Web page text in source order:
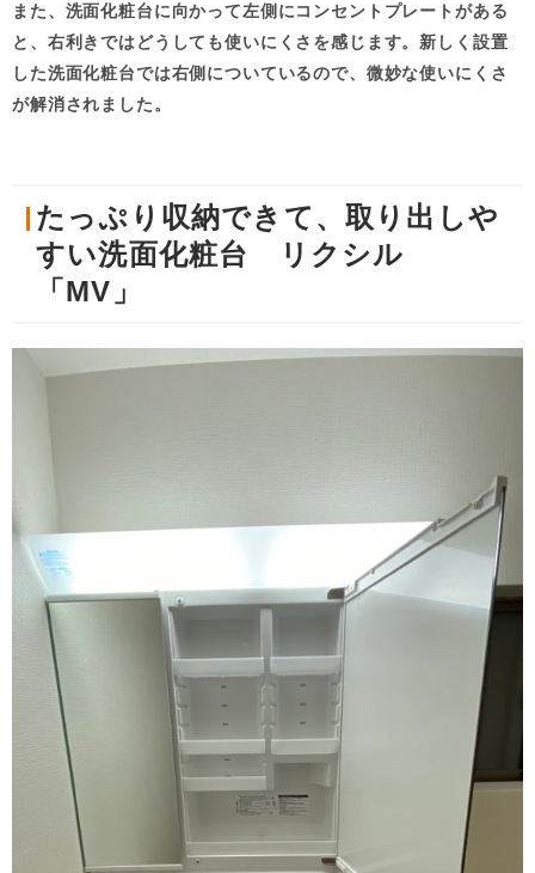
また、洗面化粧台に向かって左側にコンセントプレートがある
と、右利きではどうしても使いにくさを感じます。新しく設置
した洗面化粧台では右側についているので、微妙な使いにくさ
が解消されました。
たっぷり収納できて、取り出しや
すい洗面化粧台 リクシル
「MV」